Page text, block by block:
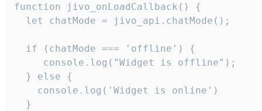
function jivo_onLoadCallback() {
  let chatMode = jivo_api.chatMode();
  if (chatMode === 'offline') {
     console.log("Widget is offline");
  } else {
    console.log('Widget is online')
  }